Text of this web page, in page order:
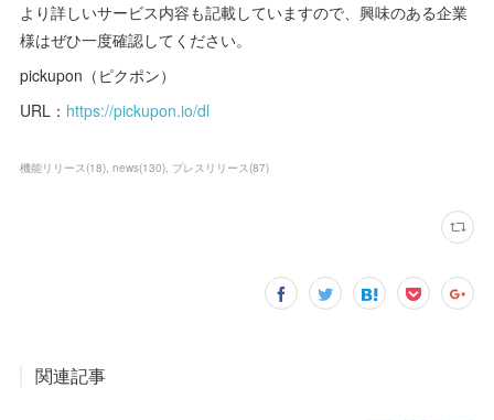
より詳しいサービス内容も記載していますので、興味のある企業
様はぜひ一度確認してください。
pickupon（ピクポン）
URL： https://pickupon.io/dl
機能リリース (18) news(130) プレスリリース (87)
関連記事